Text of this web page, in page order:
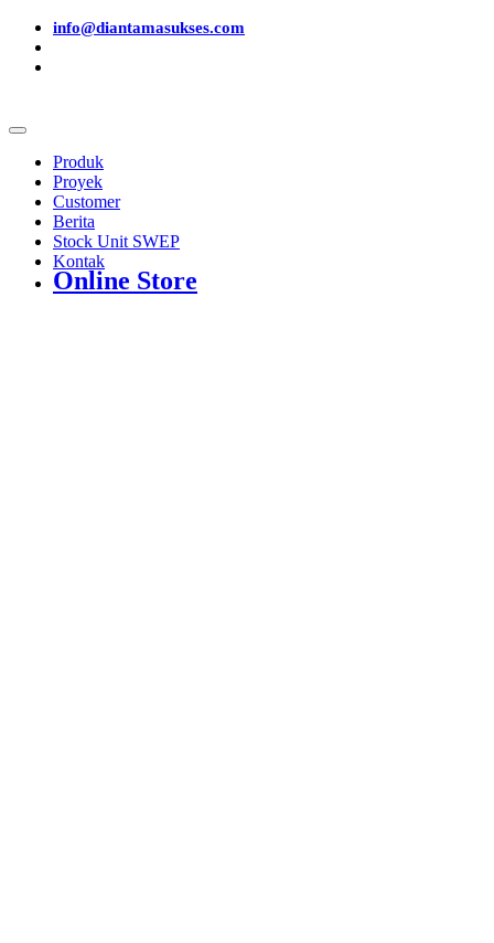
info@diantamasukses.com
Produk
Proyek
Customer
Berita
Stock Unit SWEP
Kontak
Online Store